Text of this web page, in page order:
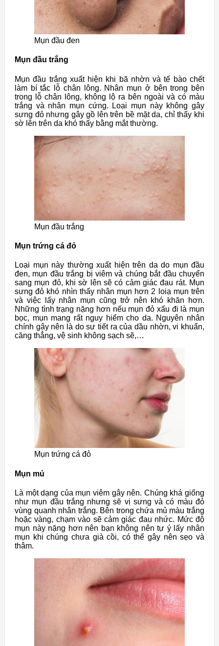
Mụn đầu đen
Mụn đầu trắng
Mụn đầu trắng xuất hiện khi bã nhờn và tế bào chết
làm bí tắc lỗ chân lông. Nhân mụn ở bên trong bên
trong lỗ chân lông, không lộ ra bên ngoài và có màu
trắng và nhân mụn cứng. Loại mụn này không gây
sưng đỏ nhưng gây gồ lên trên bề mặt da, chỉ thấy khi
sờ lên trên da khó thấy bằng mắt thường.
Mụn đầu trắng
Mụn trứng cá đỏ
Loại mụn này thường xuất hiện trên da do mụn đầu
đen, mụn đầu trắng bị viêm và chúng bắt đầu chuyển
sang mụn đỏ, khi sờ lên sẽ có cảm giác đau rát. Mụn
sưng đỏ khó nhìn thấy nhân mụn hơn 2 loiạ mụn trên
và việc lấy nhân mụn cũng trở nên khó khăn hơn.
Những tình trạng nặng hơn nếu mụn đỏ xấu đi là mụn
bọc, mụn mang rất nguy hiểm cho da. Nguyên nhân
chính gây nên là do sự tiết ra của dầu nhờn, vi khuẩn,
căng thẳng, vệ sinh không sạch sẽ,…
Mụn trứng cá đỏ
Mụn mủ
Là một dạng của mụn viêm gây nên. Chúng khá giống
như mụn đầu trắng nhưng sẽ vị sưng và có màu đỏ
vùng quanh nhân trắng. Bên trong chứa mủ màu trắng
hoặc vàng, chạm vào sẽ cảm giác đau nhức. Mức độ
mụn này nặng hơn nên bạn không nên tự ý lấy nhân
mụn khi chúng chưa già cồi, có thể gây nên sẹo và
thâm.